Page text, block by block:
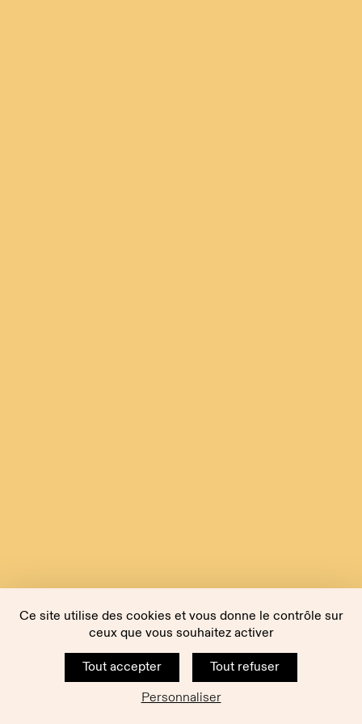
Ce site utilise des cookies et vous donne le contrôle sur
ceux que vous souhaitez activer
Tout accepter
Tout refuser
Personnaliser